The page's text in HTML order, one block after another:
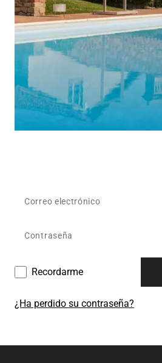
Recordarme
¿Ha perdido su contraseña?